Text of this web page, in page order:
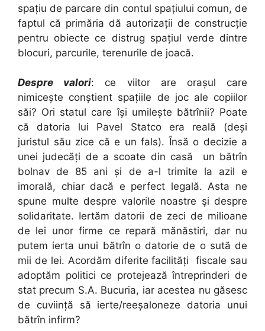
spațiu de parcare din contul spațiului comun, de
faptul că primăria dă autorizații de construcție
pentru obiecte ce distrug spațiul verde dintre
blocuri, parcurile, terenurile de joacă.
Despre valori: ce viitor are orașul care
nimicește conștient spațiile de joc ale copiilor
săi? Ori statul care își umilește bătrînii? Poate
că datoria lui Pavel Statco era reală (deși
juristul său zice că e un fals). Însă o decizie a
unei judecăți de a scoate din casă un bătrîn
bolnav de 85 ani și de a-l trimite la azil e
imorală, chiar dacă e perfect legală. Asta ne
spune multe despre valorile noastre şi despre
solidaritate. Iertăm datorii de zeci de milioane
de lei unor firme ce repară mănăstiri, dar nu
putem ierta unui bătrîn o datorie de o sută de
mii de lei. Acordăm diferite facilități fiscale sau
adoptăm politici ce protejează întreprinderi de
stat precum S.A. Bucuria, iar acestea nu găsesc
de cuviință să ierte/reeșaloneze datoria unui
bătrîn infirm?